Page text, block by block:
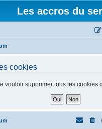
Les accros du
cookies
vouloir supprimer tous les cookies